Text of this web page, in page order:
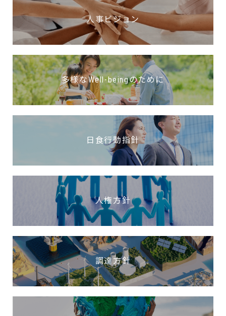
人事ビジョン
多様なWell-beingのために
日食行動指針
人権方針
調達方針